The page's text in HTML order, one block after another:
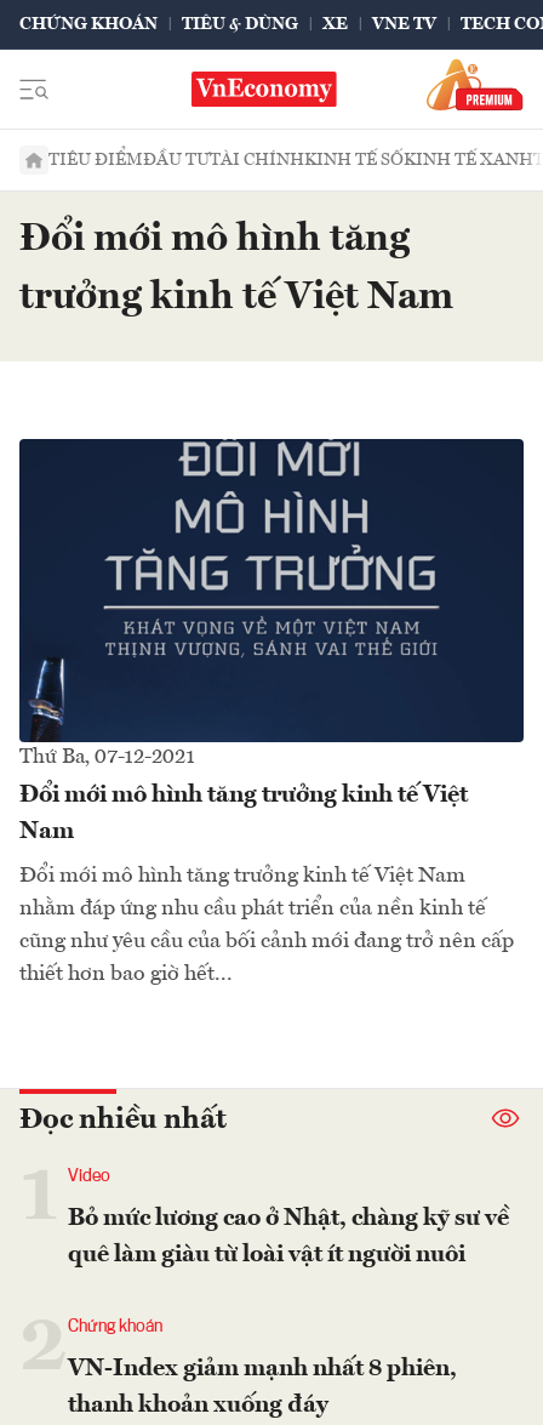
CHỨNG KHOÁN TIÊU & DÙNG XE VNE TV TECH
TIÊU ĐIỂMĐẦU TƯTÀI CHÍNHKINH TẾ SỐKINH TẾ XANH
Đổi mới mô hình tăng
trưởng kinh tế Việt Nam
Thứ Ba, 07-12-2021
Đổi mới mô hình tăng trưởng kinh tế Việt
Nam
Đổi mới mô hình tăng trưởng kinh tế Việt Nam
nhằm đáp ứng nhu cầu phát triển của nền kinh tế
cũng như yêu cầu của bối cảnh mới đang trở nên cấp
thiết hơn bao giờ hết...
Đọc nhiều nhất
Video
Bỏ mức lương cao ở Nhật, chàng kỹ sư về
quê làm giàu từ loài vật ít người nuôi
2Chứng khoán
VN-Index giảm mạnh nhất 8 phiên,
thanh khoản xuống đáy